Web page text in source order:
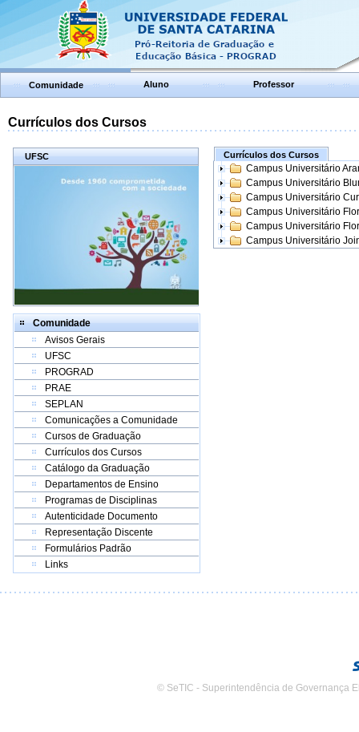
Comunidade Aluno Professor
Currículos dos Cursos
UFSC
Comunidade
Avisos Gerais
UFSC
PROGRAD
PRAE
SEPLAN
Comunicações a Comunidade
Cursos de Graduação
Currículos dos Cursos
Catálogo da Graduação
Departamentos de Ensino
Programas de Disciplinas
Autenticidade Documento
Representação Discente
Formulários Padrão
Links
Currículos dos Cursos
Campus Universitário
Campus Universitário
Campus Universitário
Campus Universitário
Campus Universitário
Campus Universitário
© SeTIC - Superintendência de Governança